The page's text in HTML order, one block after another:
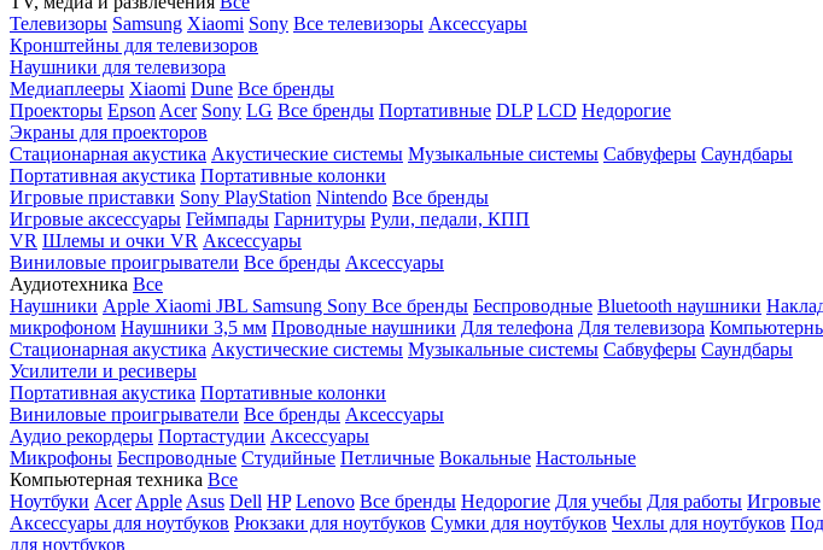
Телевизоры Samsung Xiaomi Sony Все телевизоры Аксессуары
Кронштейны для телевизоров
Наушники для телевизора
Медиаплееры Xiaomi Dune Все бренды
Проекторы Epson Acer Sony LG Все бренды Портативные DLP LCD Недорогие
Экраны для проекторов
Стационарная акустика Акустические системы Музыкальные системы Сабвуферы Саундбары
Портативная акустика Портативные колонки
Игровые приставки Sony PlayStation Nintendo Все бренды
Игровые аксессуары Геймпады Гарнитуры Рули, педали, КПП
VR Шлемы и очки VR Аксессуары
Виниловые проигрыватели Все бренды Аксессуары
Аудиотехника Все
Наушники Apple Xiaomi JBL Samsung Sony Все бренды Беспроводные Bluetooth наушники
микрофоном Наушники 3,5 мм Проводные наушники Для телефона Для телевизора
Стационарная акустика Акустические системы Музыкальные системы Сабвуферы Саундбары
Усилители и ресиверы
Портативная акустика Портативные колонки
Виниловые проигрыватели Все бренды Аксессуары
Аудио рекордеры Портастудии Аксессуары
Микрофоны Беспроводные Студийные Петличные Вокальные Настольные
Компьютерная техника Все
Ноутбуки Acer Apple Asus Dell HP Lenovo Все бренды Недорогие Для учебы Для работы Игровые
Аксессуары для ноутбуков Рюкзаки для ноутбуков Сумки для ноутбуков Чехлы для ноутбуков
для ноутбуков